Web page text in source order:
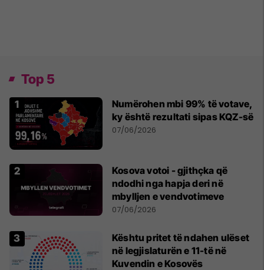
Top 5
Numërohen mbi 99% të votave,
ky është rezultati sipas KQZ-së
07/06/2026
Kosova votoi - gjithçka që
ndodhi nga hapja deri në
mbylljen e vendvotimeve
07/06/2026
Kështu pritet të ndahen ulëset
në legjislaturën e 11-të në
Kuvendin e Kosovës